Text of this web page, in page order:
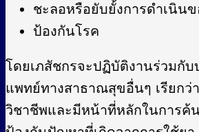
ชะลอหรือยับยั้งการดำเนินข
ป้องกันโรค
โดยเภสัชกรจะปฏิบัติงานร่วมกับ
แพทย์ทางสาธาณสุขอื่นๆ เรียกว่
วิชาชีพและมีหน้าที่หลักในการค้